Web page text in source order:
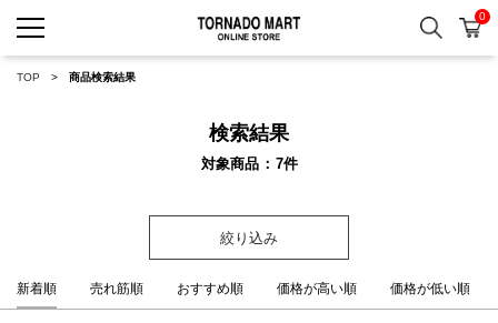
検索 カ
0
TOP 商品検索結果
検索結果
対象商品 7件
絞り込み
新着順 売れ筋順 おすすめ順 価格が高い順 価格が低い順